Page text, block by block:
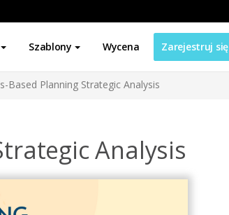
Szablony Wycena Zarejestruj się
Based Planning Strategic Analysis
Analysis